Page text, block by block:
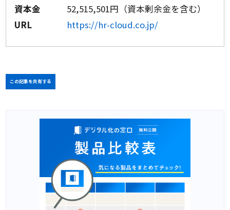
資本金
52,515,501円（資本剰余金を含む）
URL
https://hr-cloud.co.jp/
この記事を共有する